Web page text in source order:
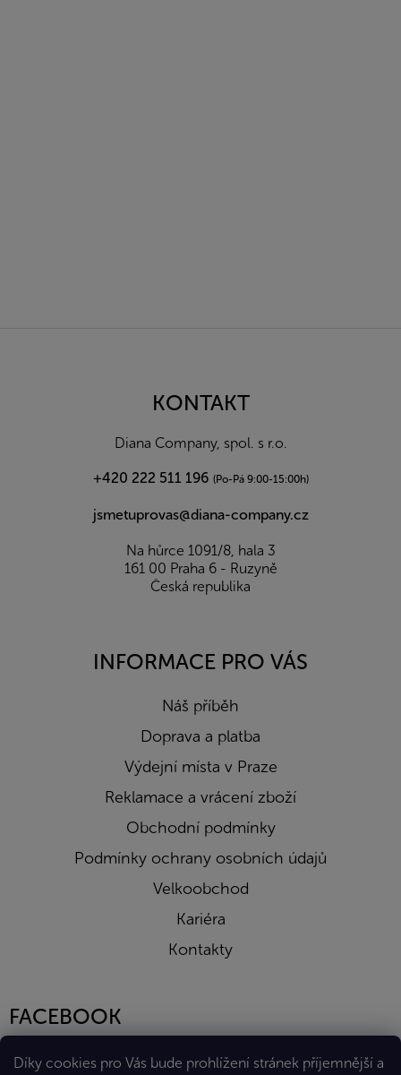
Díky cookies pro Vás bude prohlížení stránek příjemnější a
KONTAKT
Diana Company, spol. s r.o.
+420 222 511 196 (Po-Pá 9:00-15:00h)
jsmetuprovas@diana-company.cz
Na hůrce 1091/8, hala 3
161 00 Praha 6 - Ruzyně
Česká republika
INFORMACE PRO VÁS
Náš příběh
Doprava a platba
Výdejní místa v Praze
Reklamace a vrácení zboží
Obchodní podmínky
Podmínky ochrany osobních údajů
Velkoobchod
Kariéra
Kontakty
FACEBOOK